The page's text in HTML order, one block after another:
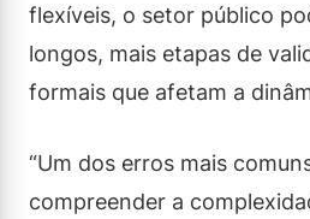
flexíveis, o setor público
longos, mais etapas de
formais que afetam a
“Um dos erros mais
compreender a